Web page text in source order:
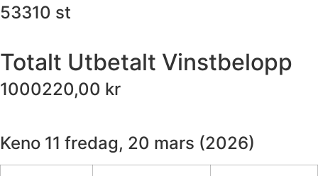
53310 st
Totalt Utbetalt Vinstbelopp
1000220,00 kr
Keno 11 fredag, 20 mars (2026)